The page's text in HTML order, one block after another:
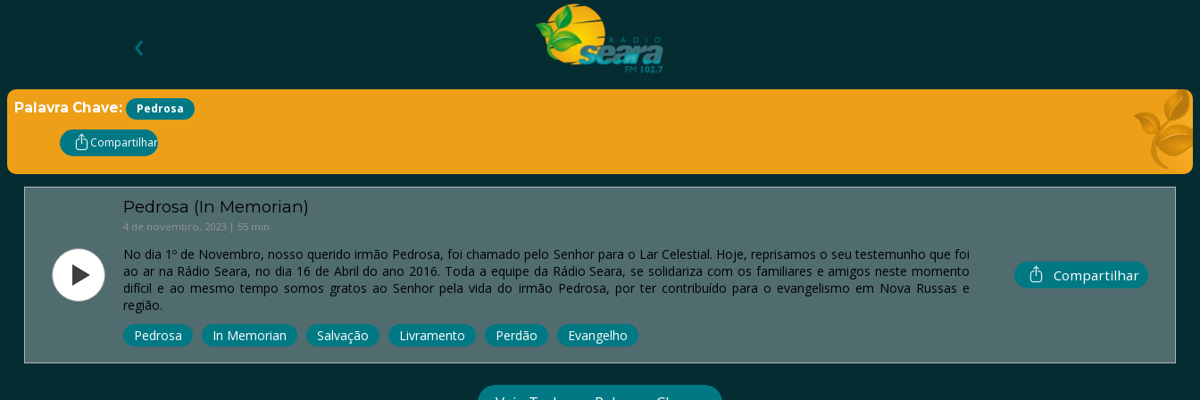
‹
Palavra Chave: Pedrosa
Compartilhar
Pedrosa (In Memorian)
4 de novembro, 2023 | 55 min
No dia 1º de Novembro, nosso querido irmão Pedrosa, foi chamado pelo Senhor para o Lar Celestial. Hoje, reprisamos o seu testemunho que foi
ao ar na Rádio Seara, no dia 16 de Abril do ano 2016. Toda a equipe da Rádio Seara, se solidariza com os familiares e amigos neste momento
difícil e ao mesmo tempo somos gratos ao Senhor pela vida do irmão Pedrosa, por ter contribuído para o evangelismo em Nova Russas e
região.
Pedrosa
In Memorian Salvação Livramento Perdão Evangelho
Compartilhar